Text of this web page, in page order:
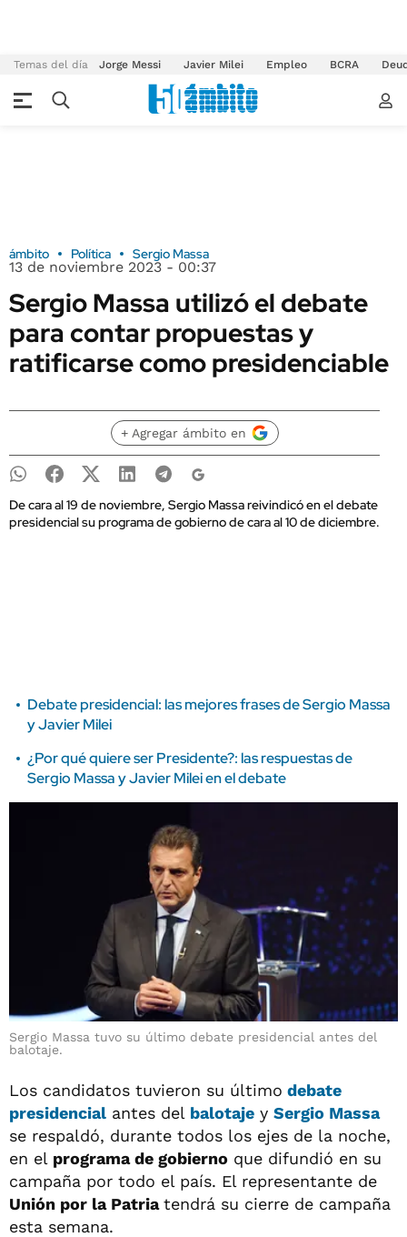
Temas del día Jorge Messi Javier Milei Empleo BCRA
ámbito Política Sergio Massa
13 de noviembre 2023 - 00:37
Sergio Massa utilizó el debate
para contar propuestas y
ratificarse como presidenciable
+ Agregar ámbito en
De cara al 19 de noviembre, Sergio Massa reivindicó en el debate
presidencial su programa de gobierno de cara al 10 de diciembre.
Debate presidencial: las mejores frases de Sergio Massa
y Javier Milei
¿Por qué quiere ser Presidente?: las respuestas de
Sergio Massa y Javier Milei en el debate
Sergio Massa tuvo su último debate presidencial antes del
balotaje.
Los candidatos tuvieron su último debate
presidencial antes del balotaje y Sergio Massa
se respaldó, durante todos los ejes de la noche,
en el programa de gobierno que difundió en su
campaña por todo el país. El representante de
Unión por la Patriatendrá su cierre de campaña
esta semana.